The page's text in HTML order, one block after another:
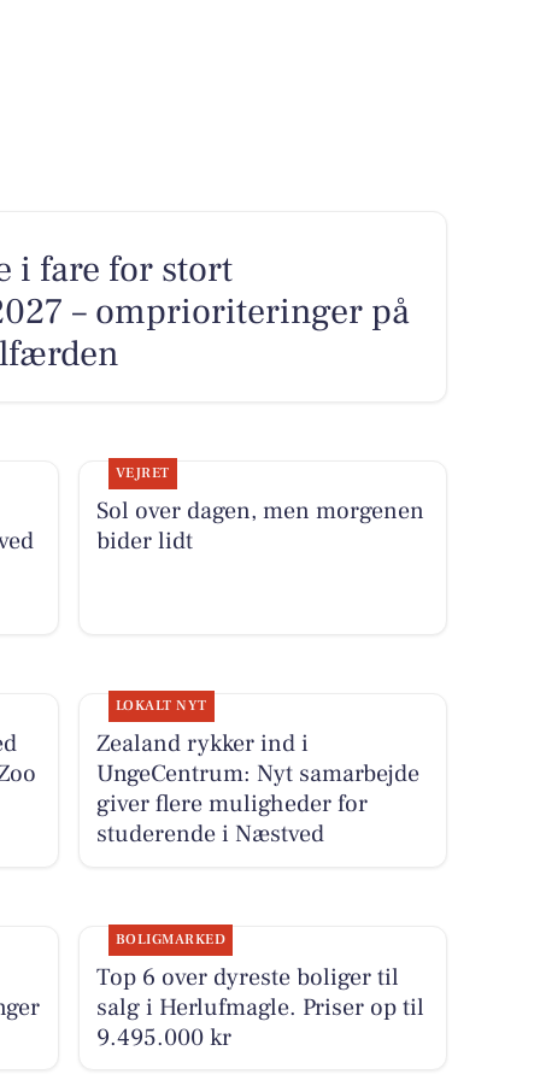
i fare for stort
– omprioriteringer på
VEJRET
Sol over dagen, men morgenen
bider lidt
LOKALT NYT
Zealand rykker ind i
UngeCentrum: Nyt samarbejde
giver flere muligheder for
studerende i Næstved
BOLIGMARKED
Top 6 over dyreste boliger til
salg i Herlufmagle. Priser op til
9.495.000 kr